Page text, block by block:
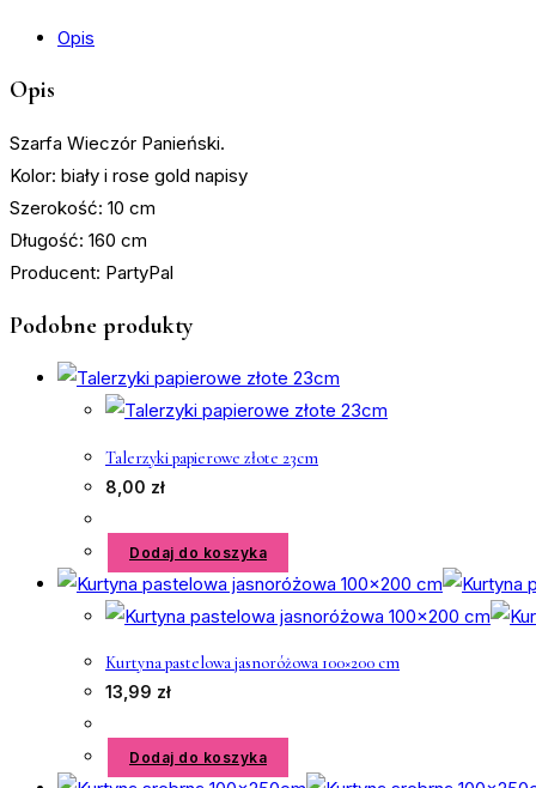
Opis
Opis
Szarfa Wieczór Panieński.
Kolor: biały i rose gold napisy
Szerokość: 10 cm
Długość: 160 cm
Producent: PartyPal
Podobne produkty
Talerzyki papierowe złote 23cm
8,00 zł
Dodaj do koszyka
Kurtyna pastelowa jasnoróżowa 100×200 cm
13,99 zł
Dodaj do koszyka